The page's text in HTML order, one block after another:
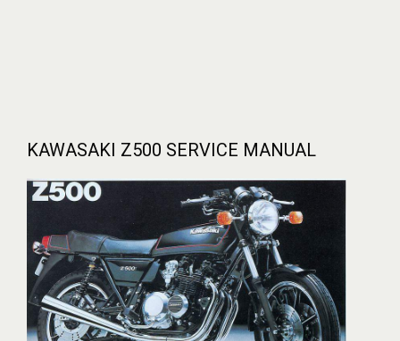
KAWASAKI Z500 SERVICE MANUAL